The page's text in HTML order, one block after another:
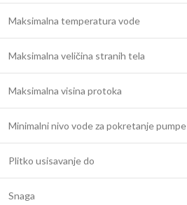
Maksimalna temperatura vode
Maksimalna veličina stranih tela
Maksimalna visina protoka
Minimalni nivo vode za pokretanje pumpe
Plitko usisavanje do
Snaga